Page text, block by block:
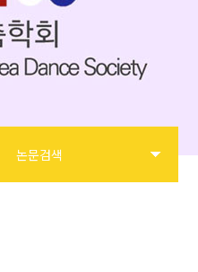
논문검색